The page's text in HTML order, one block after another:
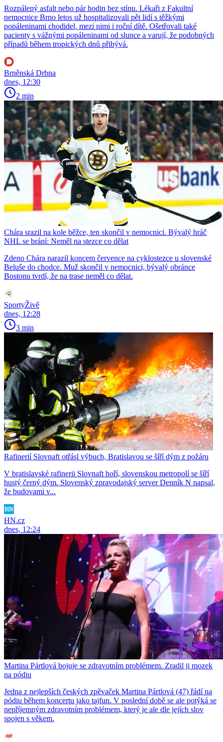
Rozpálený asfalt nebo pár hodin bez stínu. Lékaři z Fakultní
nemocnice Brno letos už hospitalizovali pět lidí s těžkými
popáleninami chodidel, mezi nimi i roční dítě. Ošetřovali také
pacienty s vážnými popáleninami od slunce a varují, že podobných
případů během tropických dnů přibývá.
Brněnská Drbna
dnes, 12:30
2 min
Chára srazil na kole běžce, ten skončil v nemocnici. Bývalý hráč
NHL se brání: Neměl na stezce co dělat
Zdeno Chára narazil koncem července na cyklostezce u slovenské
Beluše do chodce. Muž skončil v nemocnici, bývalý obránce
Bostonu tvrdí, že na trase neměl co dělat.
SportyŽivě
dnes, 12:28
3 min
Rafinerií Slovnaft otřásl výbuch, Bratislavou se šíří dým z požáru
V bratislavské rafinerii Slovnaft hoří, slovenskou metropolí se šíří
hustý černý dým. Slovenský zpravodajský server Denník N napsal,
že budovami v...
HN.cz
dnes, 12:24
Martina Pártlová bojuje se zdravotním problémem. Zradil ji mozek
na pódiu
Jedna z nejlepších českých zpěvaček Martina Pártlová (47) řádí na
pódiu během koncertu jako tajfun. V poslední době se ale potýká se
nepříjemným zdravotním problémem, který je ale dle jejích slov
spojen s věkem.